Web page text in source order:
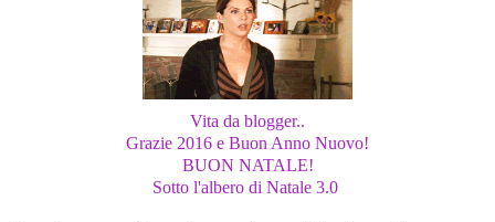
Vita da blogger..
Grazie 2016 e Buon Anno Nuovo!
BUON NATALE!
Sotto l'albero di Natale 3.0